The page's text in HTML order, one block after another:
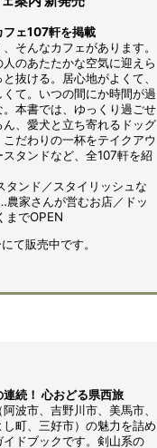
フェ107軒を掲載
そんなカフェがあります。
のあたたかな空気に迎えら
抜ける。居心地がよくて、
くて。いつの間にか時間が過
。本書では、ゆっくり過ごせ
、愛犬と立ち寄れるドッグ
だわりの一杯をテイクアウ
スタンドなど、全107軒を紹
タンド／スタイリッシュな
家さんが営むお店／ドッ
までOPEN
て販売中です。
続！ 心おどる県西旅
波市、吉野川市、美馬市、
町、三好市）の魅力を詰め
ドブックです。剣山系の